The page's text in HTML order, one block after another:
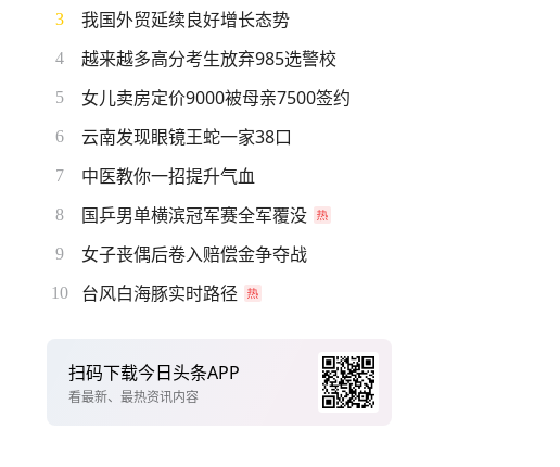
3 我国外贸延续良好增长态势
4 越来越多高分考生放弃985选警校
5 女儿卖房定价9000被母亲7500签约
6 云南发现眼镜王蛇一家38口
7 中医教你一招提升气血
8 国乒男单横滨冠军赛全军覆没
9 女子丧偶后卷入赔偿金争夺战
10 台风白海豚实时路径
扫码下载今日头条APP
看最新、最热资讯内容